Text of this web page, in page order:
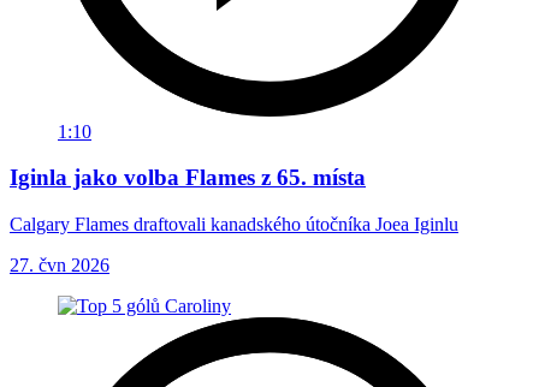
1:10
Iginla jako volba Flames z 65. místa
Calgary Flames draftovali kanadského útočníka Joea Iginlu
27. čvn 2026